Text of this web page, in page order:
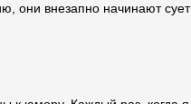
они внезапно начинают